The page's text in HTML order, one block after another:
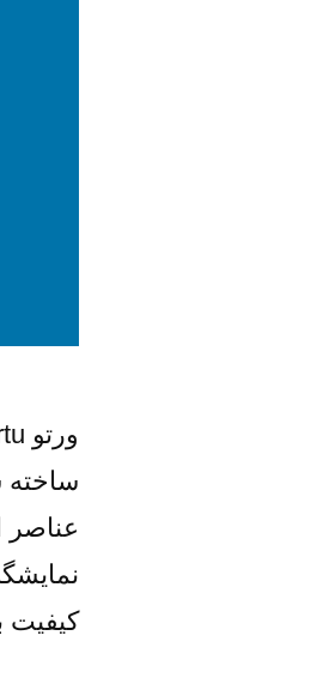
عناصر
کیفیت